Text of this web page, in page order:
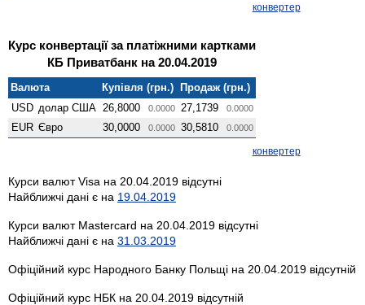
конвертер
Курс конвертації за платіжними картками
КБ Приватбанк на 20.04.2019
Валюта Купівля (грн.) Продаж (грн.)
USD долар США 26,8000 0.0000 27,1739 0.0000
EUR Євро 30,0000 0.0000 30,5810 0.0000
конвертер
Курси валют Visa на 20.04.2019 відсутні
Найближчі дані є на 19.04.2019
Курси валют Mastercard на 20.04.2019 відсутні
Найближчі дані є на 31.03.2019
Офіційний курс Народного Банку Польщі на 20.04.2019 відсутній
Офіційний курс НБК на 20.04.2019 відсутній